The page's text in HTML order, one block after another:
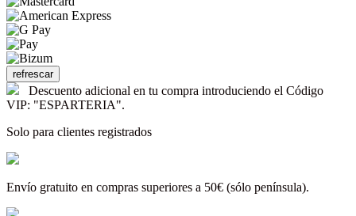
Descuento adicional en tu compra introduciendo el Código
VIP: "ESPARTERIA".
Solo para clientes registrados
Envío gratuito en compras superiores a 50€ (sólo península).